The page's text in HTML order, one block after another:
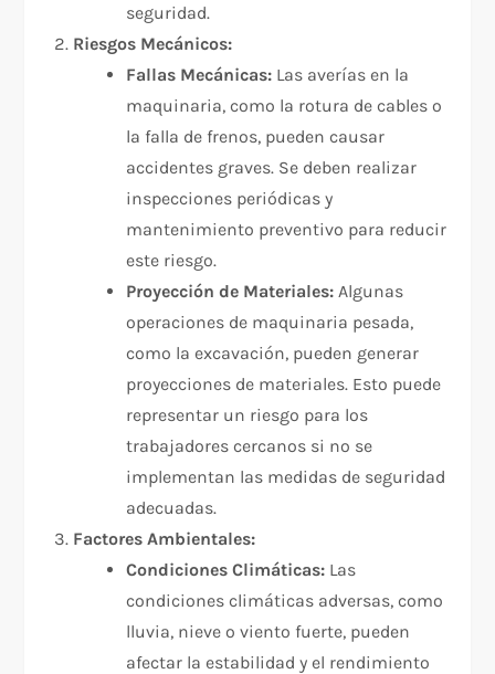
seguridad.
Riesgos Mecánicos:
Fallas Mecánicas: Las averías en la
maquinaria, como la rotura de cables o
la falla de frenos, pueden causar
accidentes graves. Se deben realizar
inspecciones periódicas y
mantenimiento preventivo para reducir
este riesgo.
Proyección de Materiales: Algunas
operaciones de maquinaria pesada,
como la excavación, pueden generar
proyecciones de materiales. Esto puede
representar un riesgo para los
trabajadores cercanos si no se
implementan las medidas de seguridad
adecuadas.
Factores Ambientales:
Condiciones Climáticas: Las
condiciones climáticas adversas, como
lluvia, nieve o viento fuerte, pueden
afectar la estabilidad y el rendimiento